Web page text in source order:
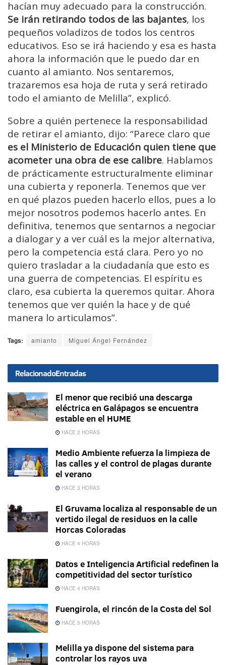
hacían muy adecuado para la construcción.
Se irán retirando todos de las bajantes, los
pequeños voladizos de todos los centros
educativos. Eso se irá haciendo y esa es hasta
ahora la información que le puedo dar en
cuanto al amianto. Nos sentaremos,
trazaremos esa hoja de ruta y será retirado
todo el amianto de Melilla”, explicó.
Sobre a quién pertenece la responsabilidad
de retirar el amianto, dijo: “Parece claro que
es el Ministerio de Educación quien tiene que
acometer una obra de ese calibre. Hablamos
de prácticamente estructuralmente eliminar
una cubierta y reponerla. Tenemos que ver
en qué plazos pueden hacerlo ellos, pues a lo
mejor nosotros podemos hacerlo antes. En
definitiva, tenemos que sentarnos a negociar
a dialogar y a ver cuál es la mejor alternativa,
pero la competencia está clara. Pero yo no
quiero trasladar a la ciudadanía que esto es
una guerra de competencias. El espíritu es
claro, esa cubierta la queremos quitar. Ahora
tenemos que ver quién la hace y de qué
manera lo articulamos”.
Tags: amianto Miguel Ángel Fernández
RelacionadoEntradas
El menor que recibió una descarga
eléctrica en Galápagos se encuentra
estable en el HUME
HACE 2 HORAS
Medio Ambiente refuerza la limpieza de
las calles y el control de plagas durante
el verano
HACE 3 HORAS
El Gruvama localiza al responsable de un
vertido ilegal de residuos en la calle
Horcas Coloradas
HACE 4 HORAS
Datos e Inteligencia Artificial redefinen la
competitividad del sector turístico
HACE 4 HORAS
Fuengirola, el rincón de la Costa del Sol
HACE 5 HORAS
Melilla ya dispone del sistema para
controlar los rayos uva